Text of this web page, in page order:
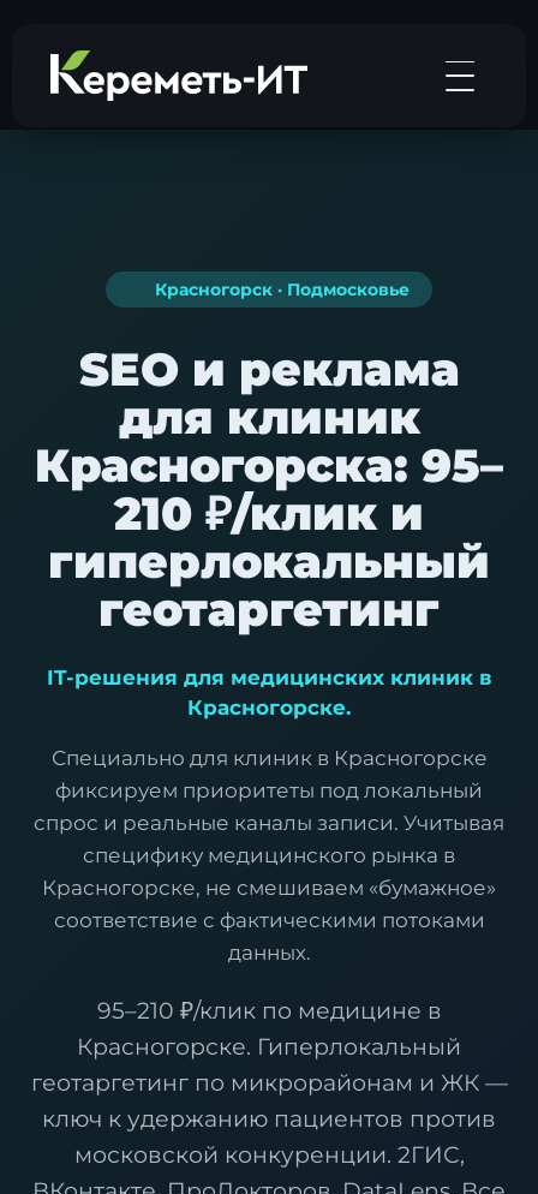
Красногорск · Подмосковье
SEO и реклама
для клиник
Красногорска: 95–
210 ₽/клик и
гиперлокальный
геотаргетинг
IT-решения для медицинских клиник в
Красногорске.
Специально для клиник в Красногорске
фиксируем приоритеты под локальный
спрос и реальные каналы записи. Учитывая
специфику медицинского рынка в
Красногорске, не смешиваем «бумажное»
соответствие с фактическими потоками
данных.
95–210 ₽/клик по медицине в
Красногорске. Гиперлокальный
геотаргетинг по микрорайонам и ЖК —
ключ к удержанию пациентов против
московской конкуренции. 2ГИС,